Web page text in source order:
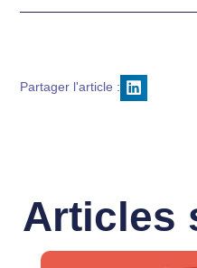
Partager l'article :
Articles